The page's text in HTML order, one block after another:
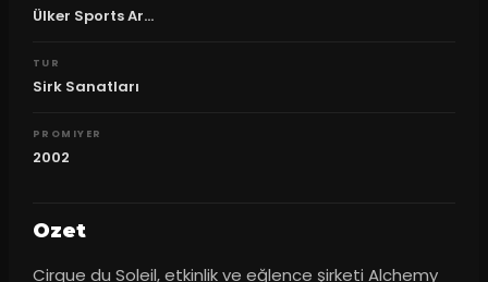
Ülker Sports Ar...
TUR
Sirk Sanatları
PROMIYER
2002
Ozet
Cirque du Soleil, etkinlik ve eğlence şirketi Alchemy